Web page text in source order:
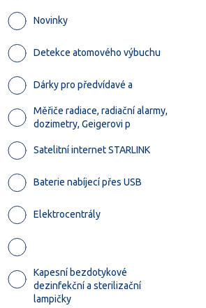
Novinky
Detekce atomového výbuchu
Dárky pro předvídavé a
Měřiče radiace, radiační alarmy,
dozimetry, Geigerovi p
Satelitní internet STARLINK
Baterie nabíjecí přes USB
Elektrocentrály
Kapesní bezdotykové
dezinfekční a sterilizační
lampičky